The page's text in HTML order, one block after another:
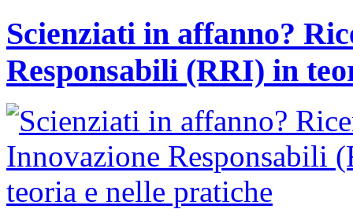
Scienziati in affanno?
Responsabili (RRI) in